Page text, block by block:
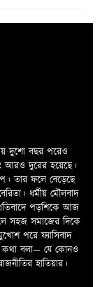
দুশো বছর পরেও
আরও দুরের হয়েছে।
তার ফলে বেড়েছে
ধর্মীয় মৌলবাদ
পড়শিকে আজ
সহজ সমাজের দিকে
পরে ফ্যাসিবাদ
কথা বলা—­­ যে কোনও
হাতিয়ার।